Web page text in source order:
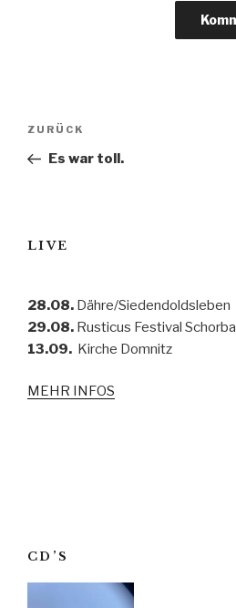
Beitragsnavigation
Vorheriger
Beitrag
ZURÜCK
Es war toll.
LIVE
28.08. Dähre/Siedendoldsleben
29.08. Rusticus Festival Schorba
13.09. Kirche Domnitz
MEHR INFOS
CD’S